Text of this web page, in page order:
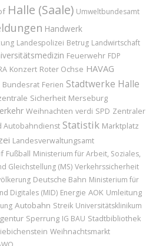
Halle (Saale) Umweltbundesamt
Handwerk
Landespolizei Betrug Landwirtschaft
Feuerwehr FDP
Konzert Roter Ochse HAVAG
Bundesrat Ferien Stadtwerke Halle
Sicherheit Merseburg
Weihnachten verdi SPD Zentraler
Autobahndienst Statistik Marktplatz
Landesverwaltungsamt
Fußball Ministerium für Arbeit, Soziales,
Gleichstellung (MS) Verkehrssicherheit
Deutsche Bahn Ministerium für
Digitales (MID) Energie AOK Umleitung
Autobahn Streik Universitätsklinikum
Sperrung IG BAU Stadtbibliothek
Weihnachtsmarkt